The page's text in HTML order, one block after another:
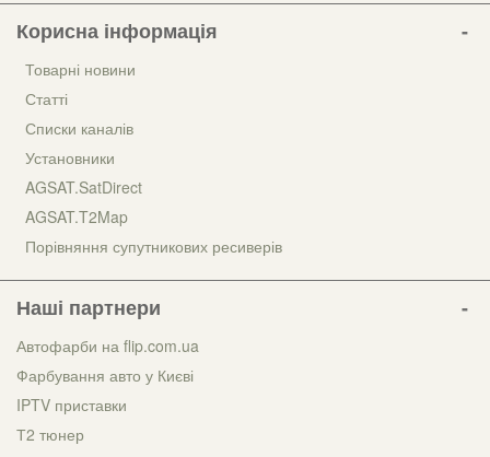
Корисна інформація
Товарні новини
Статті
Списки каналів
Установники
AGSAT.SatDirect
AGSAT.T2Map
Порівняння супутникових ресиверів
Наші партнери
Автофарби на flip.com.ua
Фарбування авто у Києві
IPTV приставки
Т2 тюнер